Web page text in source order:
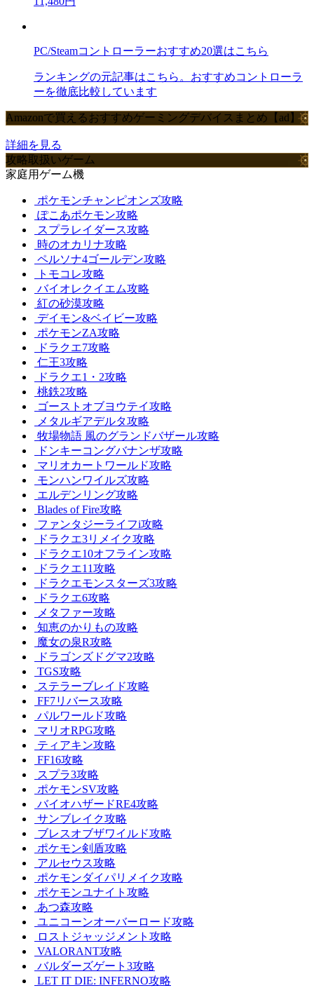
PC/Steamコントローラーおすすめ20選はこちら
ランキングの元記事はこちら。おすすめコントローラ
ーを徹底比較しています
Amazonで買えるおすすめゲーミングデバイスまとめ【ad】
詳細を見る
攻略取扱いゲーム
家庭用ゲーム機
ポケモンチャンピオンズ攻略
ぽこあポケモン攻略
スプラレイダース攻略
時のオカリナ攻略
ペルソナ4ゴールデン攻略
トモコレ攻略
バイオレクイエム攻略
紅の砂漠攻略
デイモン&ベイビー攻略
ポケモンZA攻略
ドラクエ7攻略
仁王3攻略
ドラクエ1・2攻略
桃鉄2攻略
ゴーストオブヨウテイ攻略
メタルギアデルタ攻略
牧場物語 風のグランドバザール攻略
ドンキーコングバナンザ攻略
マリオカートワールド攻略
モンハンワイルズ攻略
エルデンリング攻略
Blades of Fire攻略
ファンタジーライフi攻略
ドラクエ3リメイク攻略
ドラクエ10オフライン攻略
ドラクエ11攻略
ドラクエモンスターズ3攻略
ドラクエ6攻略
メタファー攻略
知恵のかりもの攻略
魔女の泉R攻略
ドラゴンズドグマ2攻略
TGS攻略
ステラーブレイド攻略
FF7リバース攻略
パルワールド攻略
マリオRPG攻略
ティアキン攻略
FF16攻略
スプラ3攻略
ポケモンSV攻略
バイオハザードRE4攻略
サンブレイク攻略
ブレスオブザワイルド攻略
ポケモン剣盾攻略
アルセウス攻略
ポケモンダイパリメイク攻略
ポケモンユナイト攻略
あつ森攻略
ユニコーンオーバーロード攻略
ロストジャッジメント攻略
VALORANT攻略
バルダーズゲート3攻略
LET IT DIE: INFERNO攻略